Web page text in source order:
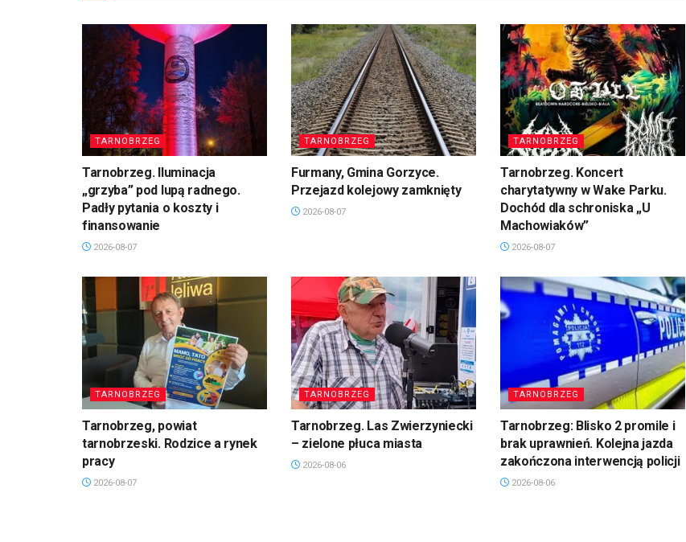
TARNOBRZEG
Tarnobrzeg. Iluminacja
„grzyba” pod lupą radnego.
Padły pytania o koszty i
finansowanie
2026-08-07
TARNOBRZEG
Furmany, Gmina Gorzyce.
Przejazd kolejowy zamknięty
2026-08-07
TARNOBRZEG
Tarnobrzeg. Koncert
charytatywny w Wake Parku.
Dochód dla schroniska „U
Machowiaków”
2026-08-07
TARNOBRZEG
Tarnobrzeg, powiat
tarnobrzeski. Rodzice a rynek
pracy
2026-08-07
TARNOBRZEG
Tarnobrzeg. Las Zwierzyniecki
– zielone płuca miasta
2026-08-06
TARNOBRZEG
Tarnobrzeg: Blisko 2 promile i
brak uprawnień. Kolejna jazda
zakończona interwencją policji
2026-08-06